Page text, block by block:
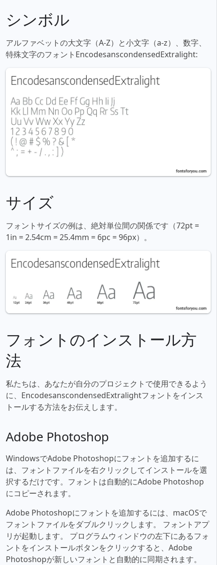
シンボル
アルファベットの大文字（A-Z）と小文字（a-z）、数字、
特殊文字のフォントEncodesanscondensedExtralight:
サイズ
フォントサイズの例は、絶対単位間の関係です（72pt =
1in = 2.54cm = 25.4mm = 6pc = 96px）。
フォントのインストール方
法
私たちは、あなたが自分のプロジェクトで使用できるよう
に、EncodesanscondensedExtralightフォントをインス
トールする方法をお伝えします。
Adobe Photoshop
WindowsでAdobe Photoshopにフォントを追加するに
は、フォントファイルを右クリックしてインストールを選
択するだけです。フォントは自動的にAdobe Photoshop
にコピーされます。
Adobe Photoshopにフォントを追加するには、macOSで
フォントファイルをダブルクリックします。 フォントアプ
リが起動します。 プログラムウィンドウの左下にあるフォ
ントをインストールボタンをクリックすると、Adobe
Photoshopが新しいフォントと自動的に同期されます。